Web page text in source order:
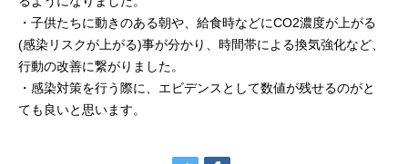
・子供たちに動きのある朝や、給食時などにCO2濃度が上がる
(感染リスクが上がる)事が分かり、時間帯による換気強化など、
行動の改善に繋がりました。
・感染対策を行う際に、エビデンスとして数値が残せるのがと
ても良いと思います。